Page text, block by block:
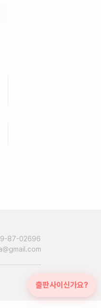
출판사이신가요?
87-02696